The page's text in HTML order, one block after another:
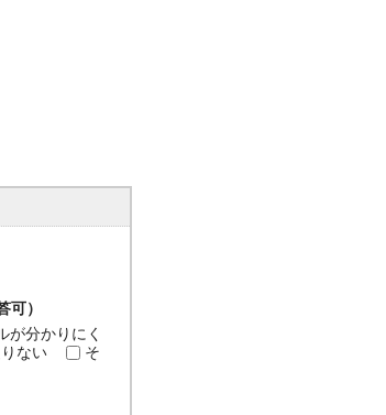
可）
が分かりにく
ない
そ